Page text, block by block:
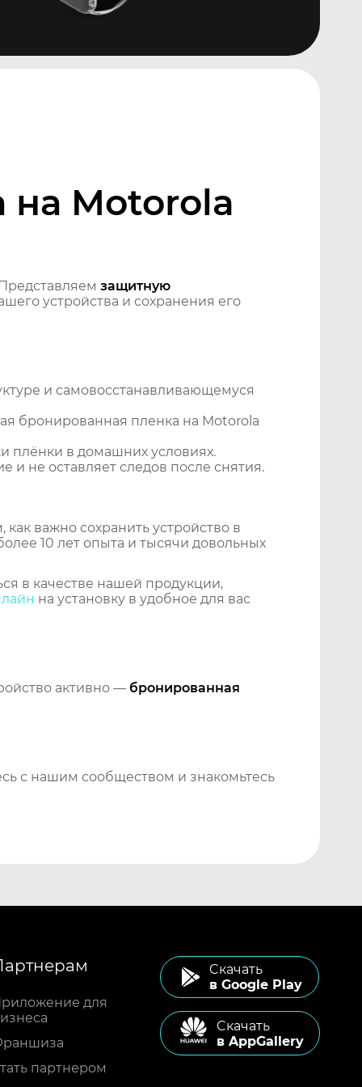
на Motorola
защитную
устройства и сохранения его
и самовосстанавливающемуся
бронированная пленка на Motorola
плёнки в домашних условиях.
и не оставляет следов после снятия.
важно сохранить устройство в
10 лет опыта и тысячи довольных
в качестве нашей продукции,
на установку в удобное для вас
активно — бронированная
с нашим сообществом и знакомьтесь
для
партнером
Cкачать
в Google Play
Cкачать
в AppGallery